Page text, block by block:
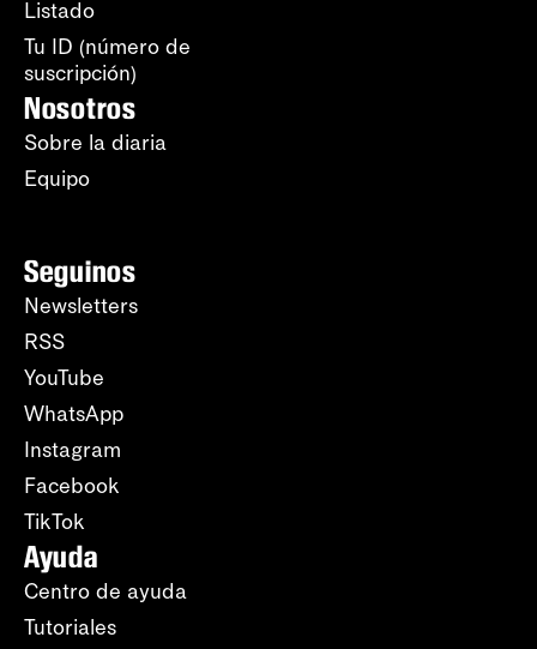
Listado
Tu ID (número de
suscripción)
Nosotros
Sobre la diaria
Equipo
Seguinos
Newsletters
RSS
YouTube
WhatsApp
Instagram
Facebook
TikTok
Ayuda
Centro de ayuda
Tutoriales